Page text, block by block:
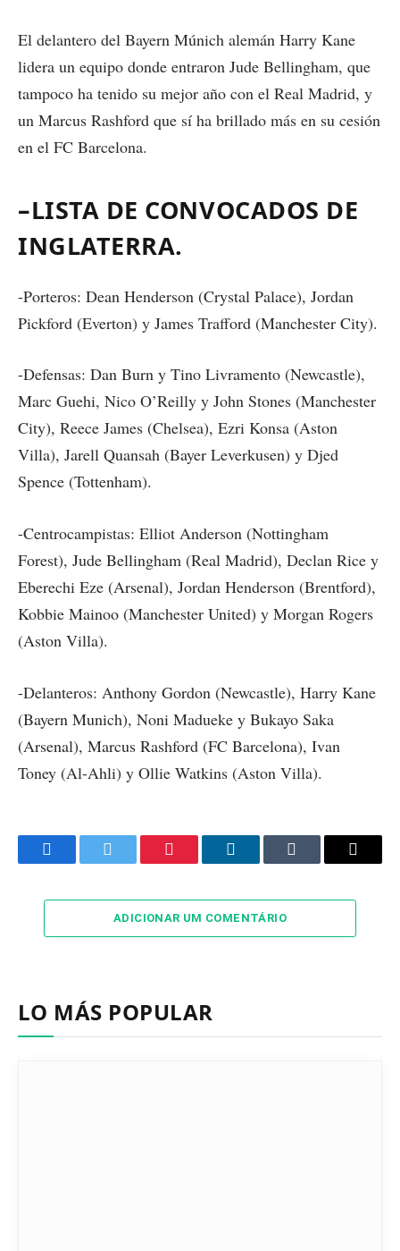
El delantero del Bayern Múnich alemán Harry Kane
lidera un equipo donde entraron Jude Bellingham, que
tampoco ha tenido su mejor año con el Real Madrid, y
un Marcus Rashford que sí ha brillado más en su cesión
en el FC Barcelona.
–LISTA DE CONVOCADOS DE
INGLATERRA.
-Porteros: Dean Henderson (Crystal Palace), Jordan
Pickford (Everton) y James Trafford (Manchester City).
-Defensas: Dan Burn y Tino Livramento (Newcastle),
Marc Guehi, Nico O’Reilly y John Stones (Manchester
City), Reece James (Chelsea), Ezri Konsa (Aston
Villa), Jarell Quansah (Bayer Leverkusen) y Djed
Spence (Tottenham).
-Centrocampistas: Elliot Anderson (Nottingham
Forest), Jude Bellingham (Real Madrid), Declan Rice y
Eberechi Eze (Arsenal), Jordan Henderson (Brentford),
Kobbie Mainoo (Manchester United) y Morgan Rogers
(Aston Villa).
-Delanteros: Anthony Gordon (Newcastle), Harry Kane
(Bayern Munich), Noni Madueke y Bukayo Saka
(Arsenal), Marcus Rashford (FC Barcelona), Ivan
Toney (Al-Ahli) y Ollie Watkins (Aston Villa).
FacebookTwitter Pinterest LinkedInTumblr Email
ADICIONAR UM COMENTÁRIO
LO MÁS POPULAR